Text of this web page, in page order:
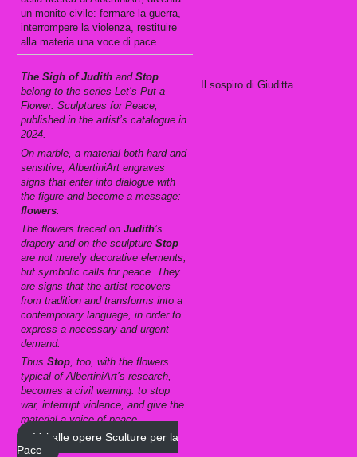
un monito civile: fermare la guerra,
interrompere la violenza, restituire
alla materia una voce di pace.
The Sigh of Judithand Stop
belong to the series Let’s Put a
Flower. Sculptures for Peace,
published in the artist’s catalogue in
2024.
On marble, a material both hard and
sensitive, AlbertiniArt engraves
signs that enter into dialogue with
the figure and become a message:
flowers.
The flowers traced on Judith’s
drapery and on the sculpture Stop
are not merely decorative elements,
but symbolic calls for peace. They
are signs that the artist recovers
from tradition and transforms into a
contemporary language, in order to
express a necessary and urgent
demand.
Thus Stop, too, with the flowers
typical of AlbertiniArt’s research,
becomes a civil warning: to stop
war, interrupt violence, and give the
material a voice of peace.
Vai alle opere Sculture per la
Pace
Il sospiro di Giuditta